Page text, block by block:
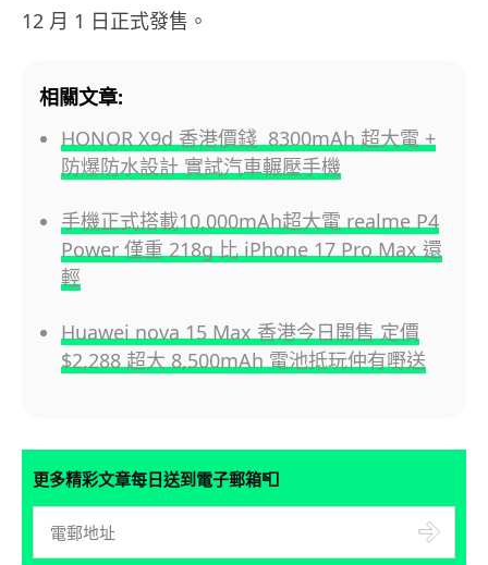
12 月 1 日正式發售。
相關文章:
HONOR X9d 香港價錢 8300mAh 超大電 +
防爆防水設計 實試汽車輾壓手機
手機正式搭載10,000mAh超大電 realme P4
Power 僅重 218g 比 iPhone 17 Pro Max 還
輕
Huawei nova 15 Max 香港今日開售 定價
$2,288 超大 8,500mAh 電池抵玩仲有嘢送
更多精彩文章每日送到電子郵箱📮